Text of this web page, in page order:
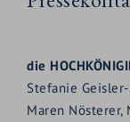
die
Stefanie
Maren